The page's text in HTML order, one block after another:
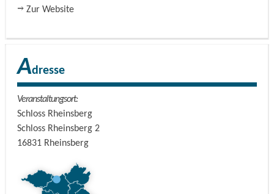
Zur Website
Adresse
Veranstaltungsort:
Schloss Rheinsberg
Schloss Rheinsberg 2
16831 Rheinsberg